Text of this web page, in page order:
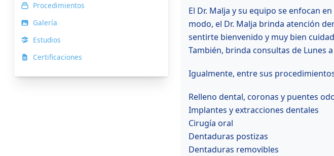
Procedimientos
Galería
Estudios
Certificaciones
El Dr. Malja y su equipo se enfocan
modo, el Dr. Malja brinda atención
sentirte bienvenido y muy bien
También, brinda consultas de Lunes
Igualmente, entre sus
Relleno dental, coronas y puentes
Implantes y extracciones dentales
Cirugía oral
Dentaduras postizas
Dentaduras removibles